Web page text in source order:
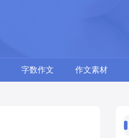
字数作文 作文素材